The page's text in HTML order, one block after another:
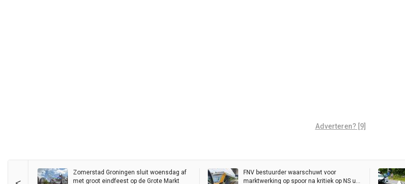
Adverteren? [9]
Zomerstad Groningen sluit woensdag af
met groot eindfeest op de Grote Markt
FNV bestuurder waarschuwt voor
marktwerking op spoor na kritiek op NS uit